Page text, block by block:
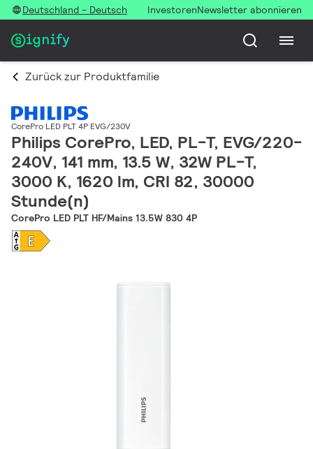
Deutschland - Deutsch InvestorenNewsletter abonnieren
Zurück zur Produktfamilie
CorePro LED PLT 4P EVG/230V
Philips CorePro, LED, PL-T, EVG/220-
240V, 141 mm, 13.5 W, 32W PL-T,
3000 K, 1620 lm, CRI 82, 30000
Stunde(n)
CorePro LED PLT HF/Mains 13.5W 830 4P